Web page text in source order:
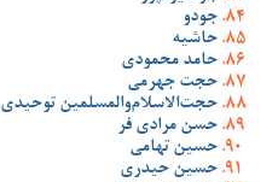
جودو
حاشیه
حامد محمودی
حجت جهرمی
حجت‌الاسلام‌والمسلمین توحیدی
حسن مرادی فر
حسین تهامی
حسین حیدری